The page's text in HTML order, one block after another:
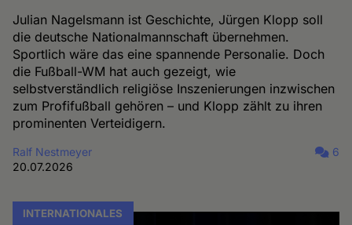
Julian Nagelsmann ist Geschichte, Jürgen Klopp soll
die deutsche Nationalmannschaft übernehmen.
Sportlich wäre das eine spannende Personalie. Doch
die Fußball-WM hat auch gezeigt, wie
selbstverständlich religiöse Inszenierungen inzwischen
zum Profifußball gehören – und Klopp zählt zu ihren
prominenten Verteidigern.
Ralf Nestmeyer
20.07.2026
6
INTERNATIONALES